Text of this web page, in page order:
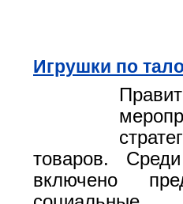
Игрушки по
товаров.
включено